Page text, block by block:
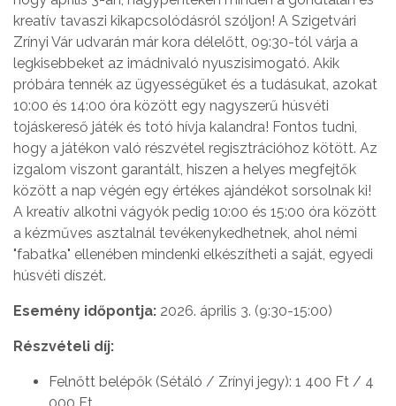
kreatív tavaszi kikapcsolódásról szóljon! A Szigetvári
Zrínyi Vár udvarán már kora délelőtt, 09:30-tól várja a
legkisebbeket az imádnivaló nyuszisimogató. Akik
próbára tennék az ügyességüket és a tudásukat, azokat
10:00 és 14:00 óra között egy nagyszerű húsvéti
tojáskereső játék és totó hívja kalandra! Fontos tudni,
hogy a játékon való részvétel regisztrációhoz kötött. Az
izgalom viszont garantált, hiszen a helyes megfejtők
között a nap végén egy értékes ajándékot sorsolnak ki!
A kreatív alkotni vágyók pedig 10:00 és 15:00 óra között
a kézműves asztalnál tevékenykedhetnek, ahol némi
"fabatka" ellenében mindenki elkészítheti a saját, egyedi
húsvéti díszét.
Esemény időpontja: 2026. április 3. (9:30-15:00)
Részvételi díj:
Felnőtt belépők (Sétáló / Zrínyi jegy): 1 400 Ft / 4